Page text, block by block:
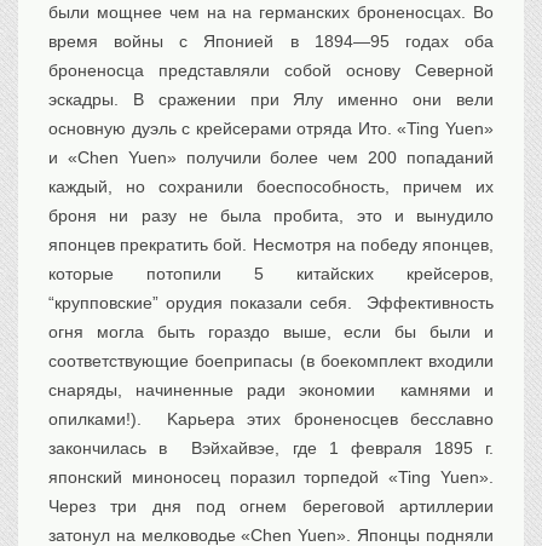
были мощнее чем на на германских броненосцах. Во
время войны с Японией в 1894—95 годах оба
броненосца представляли собой основу Северной
эскадры. В сражении при Ялу именно они вели
основную дуэль с крейсерами отряда Ито. «Ting Yuen»
и «Chen Yuen» получили более чем 200 попаданий
каждый, но сохранили боеспособность, причем их
броня ни разу не была пробита, это и вынудило
японцев прекратить бой. Несмотря на победу японцев,
которые потопили 5 китайских крейсеров,
“крупповские” орудия показали себя. Эффективность
огня могла быть гораздо выше, если бы были и
соответствующие боеприпасы (в боекомплект входили
снаряды, начиненные ради экономии камнями и
опилками!). Kарьера этих броненосцев бесславно
закончилась в Вэйхайвэе, где 1 февраля 1895 г.
японский миноносец поразил торпедой «Ting Yuen».
Через три дня под огнем береговой артиллерии
затонул на мелководье «Chen Yuen». Японцы подняли